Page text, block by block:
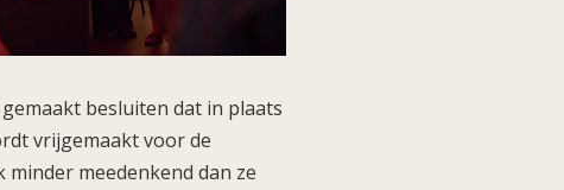
besluiten dat in plaats
vrijgemaakt voor de
meedenkend dan ze